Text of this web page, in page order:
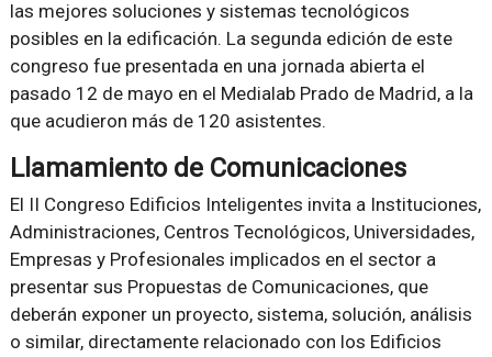
las mejores soluciones y sistemas tecnológicos
posibles en la edificación. La segunda edición de este
congreso fue presentada en una jornada abierta el
pasado 12 de mayo en el Medialab Prado de Madrid, a la
que acudieron más de 120 asistentes.
Llamamiento de Comunicaciones
El II Congreso Edificios Inteligentes invita a Instituciones,
Administraciones, Centros Tecnológicos, Universidades,
Empresas y Profesionales implicados en el sector a
presentar sus Propuestas de Comunicaciones, que
deberán exponer un proyecto, sistema, solución, análisis
o similar, directamente relacionado con los Edificios